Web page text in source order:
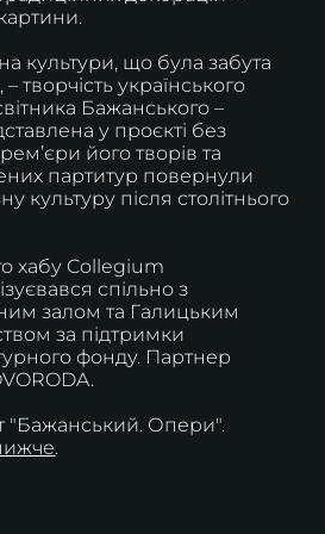
культури, що була забута
творчість українського
Бажанського –
у проєкті без
його творів та
партитур повернули
культуру після столітнього
хабу Collegium
спільно з
залом та Галицьким
за підтримки
фонду. Партнер
"Бажанський. Опери".
.